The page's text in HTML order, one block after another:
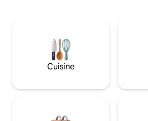
king size, deuxième chambre flexible,
deux salles de bains, WiFi rapide et
arrivée autonome sécurisée. Veuillez
noter que l'accès à l'appartement se fait
d'ascenseur).
Cuisine